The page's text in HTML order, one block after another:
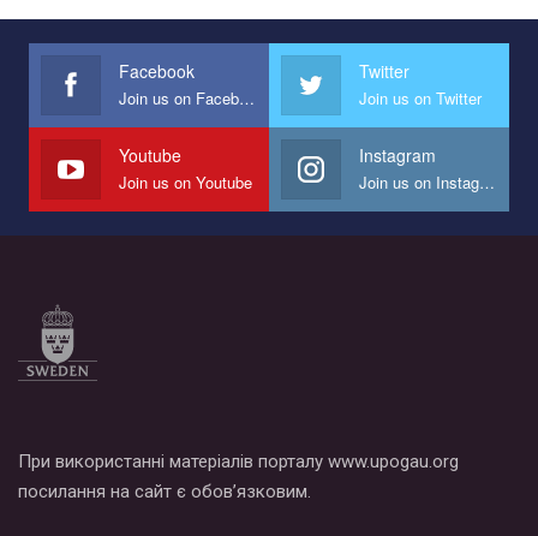
представляющий программу развития организации.
Мы просим вас поддержать нас и помочь нам реализовать
наш план по борьбе с насилием и дискриминацией на почве
СОГИ в Украине.
Все, что вам нужно сделать - это зайти на наш канал YouTube
по этой ссылке и поставить лайк под видео.
Facebook
Join us on Facebook
Twitter
Join us on Twitter
Youtube
Join us on Youtube
Instagram
Join us on Instagram
При використанні матеріалів порталу www.upogau.org
посилання на сайт є обов’язковим.